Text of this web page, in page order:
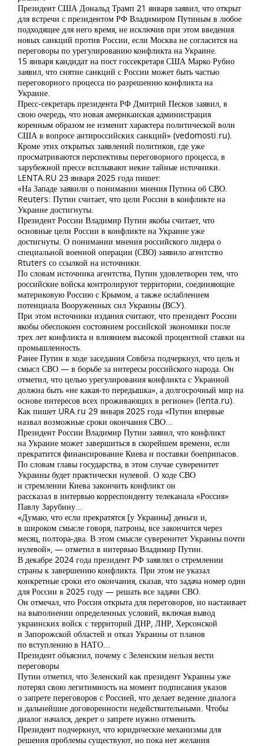
Президент США Дональд Трамп 21 января заявил, что открыт
для встречи с президентом РФ Владимиром Путиным в любое
подходящее для него время, не исключив при этом введения
новых санкций против России, если Москва не согласится на
переговоры по урегулированию конфликта на Украине.
15 января кандидат на пост госсекретаря США Марко Рубио
заявил, что снятие санкций с России может быть частью
переговорного процесса по разрешению конфликта на
Украине.
Пресс-секретарь президента РФ Дмитрий Песков заявил, в
свою очередь, что новая американская администрация
коренным образом не изменит характера политической воли
США в вопросе антироссийских санкций» (vedomosti.ru).
Кроме этих открытых заявлений политиков, где уже
просматриваются перспективы переговорного процесса, в
зарубежной прессе всплывают некие тайные источники.
LENTA.RU 23 января 2025 года пишет:
«На Западе заявили о понимании мнения Путина об СВО.
Reuters: Путин считает, что цели России в конфликте на
Украине достигнуты.
Президент России Владимир Путин якобы считает, что
основные цели России в конфликте на Украине уже
достигнуты. О понимании мнения российского лидера о
специальной военной операции (СВО) заявило агентство
Rtuters со ссылкой на источники.
По словам источника агентства, Путин удовлетворен тем, что
российские войска контролируют территории, соединяющие
материковую Россию с Крымом, а также ослаблением
потенциала Вооруженных сил Украины (ВСУ).
При этом источники издания считают, что президент России
якобы обеспокоен состоянием российской экономики после
трех лет конфликта и влиянием высокой процентной ставки на
промышленность.
Ранее Путин в ходе заседания Совбеза подчеркнул, что цель и
смысл СВО — в борьбе за интересы российского народа. Он
отметил, что целью урегулирования конфликта с Украиной
должна быть «не какая-то передышка», а долгосрочный мир на
основе интересов всех проживающих в регионе» (lenta.ru).
Как пишет URA.ru 29 января 2025 года «Путин впервые
назвал возможные сроки окончания СВО...
Президент России Владимир Путин заявил, что конфликт
на Украине может завершиться в скорейшем времени, если
прекратится финансирование Киева и поставки боеприпасов.
По словам главы государства, в этом случае суверенитет
Украины будет практически нулевой. О ходе СВО
и стремлении Киева закончить конфликт он
рассказал в интервью корреспонденту телеканала «Россия»
Павлу Зарубину...
«Думаю, что если прекратятся [у Украины] деньги и,
в широком смысле говоря, патроны, все закончится через
месяц, полтора-два. В этом смысле суверенитет Украины почти
нулевой», — отметил в интервью Владимир Путин.
В декабре 2024 года президент РФ заявлял о стремлении
страны к завершению конфликта. При этом не указал
конкретные сроки его окончания, сказав, что задача номер один
для России в 2025 году — решать все задачи СВО.
Он отмечал, что Россия открыта для переговоров, но настаивает
на выполнении определенных условий, включая вывод
украинских войск с территорий ДНР, ЛНР, Херсонской
и Запорожской областей и отказ Украины от планов
по вступлению в НАТО...
Президент объяснил, почему с Зеленским нельзя вести
переговоры
Путин отметил, что Зеленский как президент Украины уже
потерял свою легитимность на момент подписания указов
о запрете переговоров с Россией, что делает ведение диалога
и дальнейшие договоренности недействительными. Чтобы
диалог начался, декрет о запрете нужно отменить.
Президент подчеркнул, что юридические механизмы для
решения проблемы существуют, но пока нет желания